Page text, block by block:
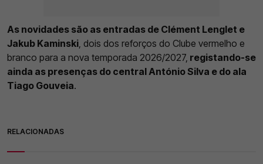
As novidades são as entradas de Clément Lenglet e
Jakub Kaminski , dois dos reforços do Clube vermelho e
branco para a nova temporada 2026/2027, registando-se
ainda as presenças do central António Silva e do ala
Tiago Gouveia.
RELACIONADAS